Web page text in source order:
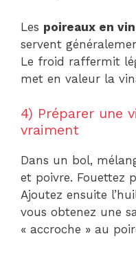
Les poireaux en
servent
Le froid raffermit
met en valeur la
4) Préparer une
vraiment
Dans un bol,
et poivre. Fouettez
Ajoutez ensuite
vous obtenez une
« accroche » au